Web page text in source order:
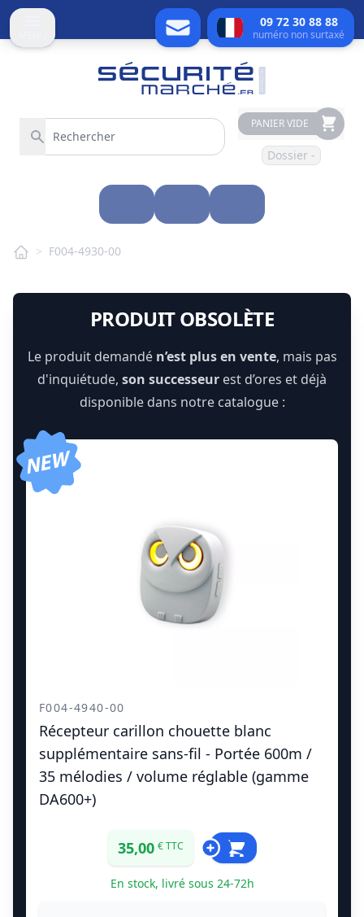
09 72 30 88 88
numéro non surtaxé
PANIER VIDE
Dossier -
> F004-4930-00
PRODUIT OBSOLÈTE
Le produit demandé n’est plus en vente, mais pas
d'inquiétude, son successeur est d’ores et déjà
disponible dans notre catalogue :
F004-4940-00
Récepteur carillon chouette blanc
supplémentaire sans-fil - Portée 600m /
35 mélodies / volume réglable (gamme
DA600+)
35,00 € TTC
En stock, livré sous 24-72h